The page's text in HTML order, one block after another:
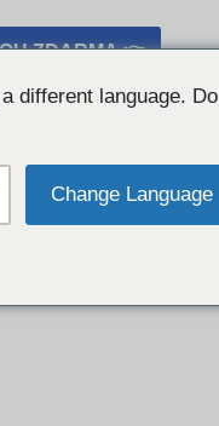
ZDARMA 👉
different language. Do
Change Language